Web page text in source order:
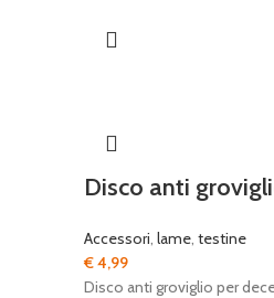
Disco anti
Accessori, lame, testine
€4,99
Disco anti groviglio per